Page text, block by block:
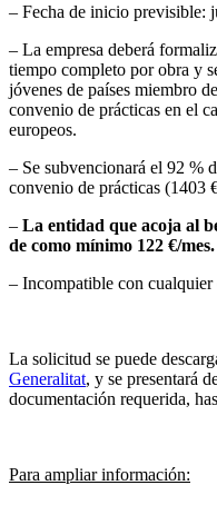
– Fecha de inicio previsible:
– La empresa deberá
tiempo completo por obra y
jóvenes de países miembro
convenio de prácticas en el
europeos.
– Se subvencionará el 92 %
convenio de prácticas (1403
– La entidad que acoja al
de como mínimo 122 €/mes.
– Incompatible con
La solicitud se puede
Generalitat, y se presentará
documentación requerida,
Para ampliar información: